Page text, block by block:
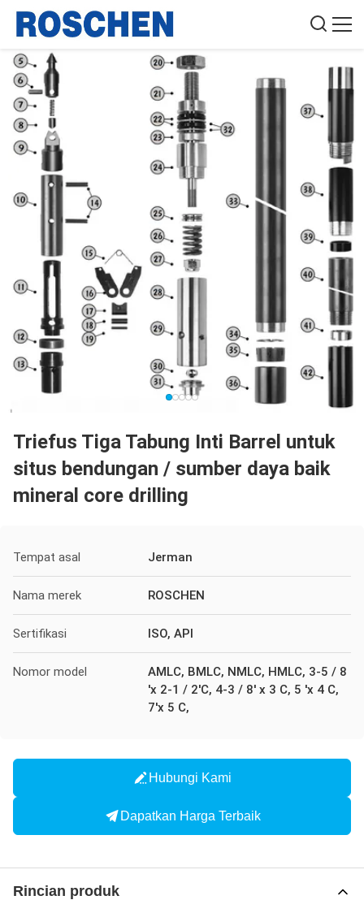
Triefus Tiga Tabung Inti Barrel untuk
situs bendungan / sumber daya baik
mineral core drilling
Tempat asal Jerman
Nama merek ROSCHEN
Sertifikasi ISO, API
Nomor model
AMLC, BMLC, NMLC, HMLC, 3-5 / 8
'x 2-1 / 2'C, 4-3 / 8' x 3 C, 5 'x 4 C,
7'x 5 C,
Hubungi Kami
Dapatkan Harga Terbaik
Rincian produk